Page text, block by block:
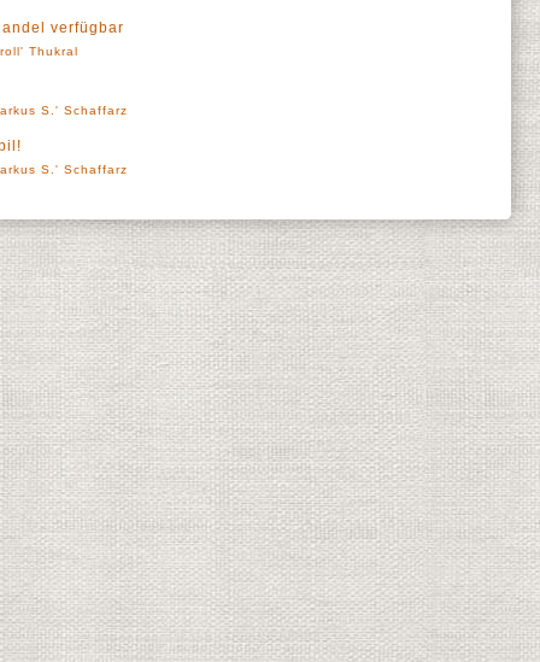
verfügbar
Thukral
S.' Schaffarz
S.' Schaffarz